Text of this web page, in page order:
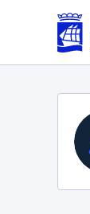
Saltar al